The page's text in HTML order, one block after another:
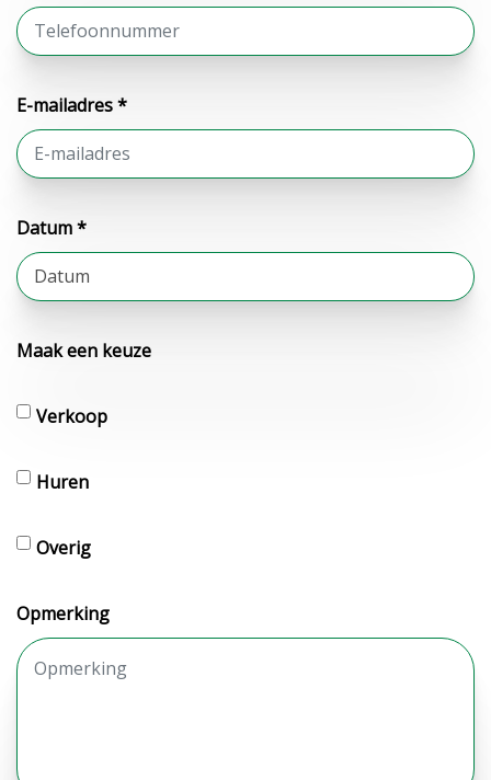
E-mailadres *
Datum *
Maak een keuze
Verkoop
Huren
Overig
Opmerking